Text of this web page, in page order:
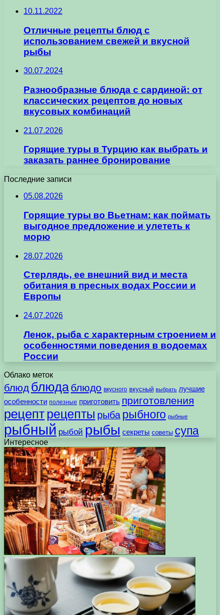
10.11.2022
Отличные рецепты блюд с
использованием свежей и вкусной
рыбы
30.07.2024
Разнообразные блюда с сардиной: от
классических рецептов до новых
вкусовых комбинаций
21.07.2026
Горящие туры в Турцию как выбрать и
заказать раннее бронирование
Последние записи
05.08.2026
Горящие туры во Вьетнам: как поймать
выгодное предложение и улететь к
морю
28.07.2026
Стерлядь, ее внешний вид и места
обитания в пресных водах России и
Европы
24.07.2026
Ленок, рыба с характерным строением и
особенностями поведения в водоемах
России
Облако меток
блюд блюда блюдо вкусного вкусный выбрать лучшие
особенности полезные приготовить приготовления
рецептрецепты рыба рыбного рыбные
рыбный рыбой рыбы секреты советы супа
Интересное